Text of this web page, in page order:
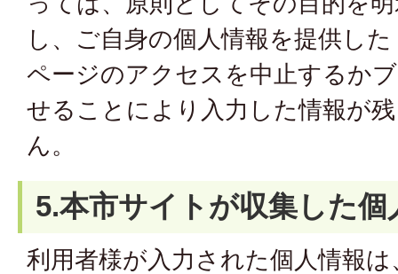
し、ご自身の個人情報を提供し
ページのアクセスを中止するか
せることにより入力した情報が
ん。
5.本市サイトが収集した個
利用者様が入力された個人情報